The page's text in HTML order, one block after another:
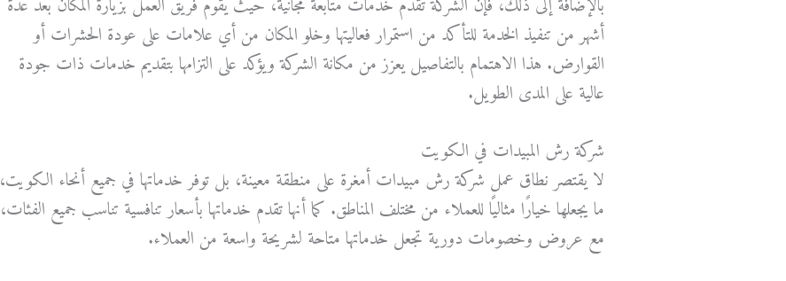
بالإضافة إلى ذلك، فإن الشركة تقدم خدمات متابعة مجانية، حيث يقوم فريق العمل بزيارة المكان بعد عدة
أشهر من تنفيذ الخدمة للتأكد من استمرار فعاليتها وخلو المكان من أي علامات على عودة الحشرات أو
القوارض. هذا الاهتمام بالتفاصيل يعزز من مكانة الشركة ويؤكد على التزامها بتقديم خدمات ذات جودة
عالية على المدى الطويل.
شركة رش المبيدات في الكويت
لا يقتصر نطاق عمل شركة رش مبيدات أمغرة على منطقة معينة، بل توفر خدماتها في جميع أنحاء الكويت،
ما يجعلها خيارًا مثاليًا للعملاء من مختلف المناطق. كما أنها تقدم خدماتها بأسعار تنافسية تناسب جميع الفئات،
مع عروض وخصومات دورية تجعل خدماتها متاحة لشريحة واسعة من العملاء.